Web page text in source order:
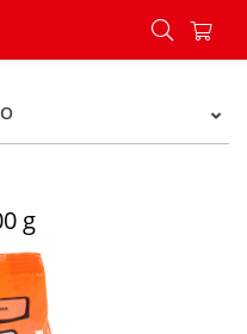
500 g - Konzum
g